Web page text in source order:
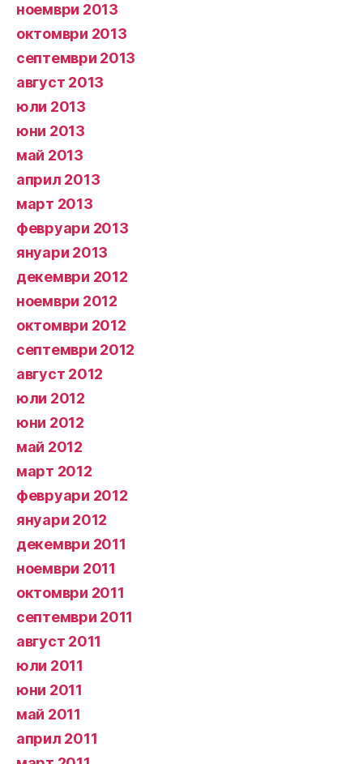
ноември 2013
октомври 2013
септември 2013
август 2013
юли 2013
юни 2013
май 2013
април 2013
март 2013
февруари 2013
януари 2013
декември 2012
ноември 2012
октомври 2012
септември 2012
август 2012
юли 2012
юни 2012
май 2012
март 2012
февруари 2012
януари 2012
декември 2011
ноември 2011
октомври 2011
септември 2011
август 2011
юли 2011
юни 2011
май 2011
април 2011